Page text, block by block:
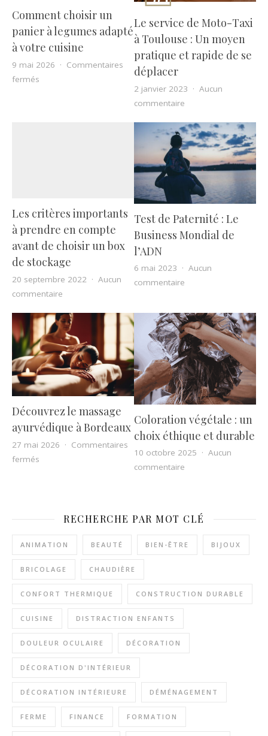
Comment choisir un
panier à legumes adapté
à votre cuisine
9 mai 2026
Commentaires
fermés sur Comment choisir un panier à legumes adapté à votre
Le service de Moto-Taxi
à Toulouse : Un moyen
pratique et rapide de se
déplacer
2 janvier 2023
Aucun
commentaire
Les critères importants
à prendre en compte
avant de choisir un box
de stockage
20 septembre 2022
Aucun
commentaire
Test de Paternité : Le
Business Mondial de
l’ADN
6 mai 2023
Aucun
commentaire
Découvrez le massage
ayurvédique à Bordeaux
27 mai 2026
Commentaires
fermés sur Découvrez le massage ayurvédique à Bordeaux
Coloration végétale : un
choix éthique et durable
10 octobre 2025
Aucun
commentaire
RECHERCHE PAR MOT CLÉ
ANIMATION BEAUTÉ BIEN-ÊTRE BIJOUX
BRICOLAGE CHAUDIÈRE
CONFORT THERMIQUE CONSTRUCTION DURABLE
CUISINE DISTRACTION ENFANTS
DOULEUR OCULAIRE DÉCORATION
DÉCORATION D'INTÉRIEUR
DÉCORATION INTÉRIEURE DÉMÉNAGEMENT
FERME FINANCE FORMATION